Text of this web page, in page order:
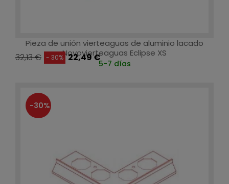
Pieza de unión vierteaguas de aluminio lacado
Novovierteaguas Eclipse XS
32,13 € - 30% 22,49 €
5-7 días
-30%